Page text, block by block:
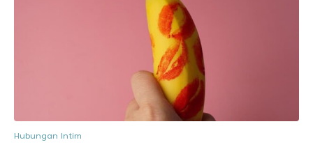
Hubungan Intim